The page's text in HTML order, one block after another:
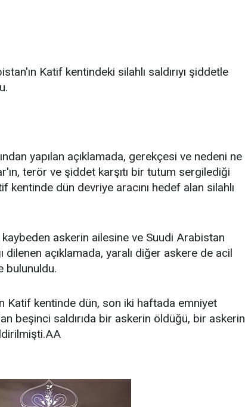
Katif kentindeki silahlı saldırıyı şiddetle
yapılan açıklamada, gerekçesi ve nedeni ne
terör ve şiddet karşıtı bir tutum sergilediği
kentinde dün devriye aracını hedef alan silahlı
kaybeden askerin ailesine ve Suudi Arabistan
dilenen açıklamada, yaralı diğer askere de acil
bulunuldu.
Katif kentinde dün, son iki haftada emniyet
beşinci saldırıda bir askerin öldüğü, bir askerin